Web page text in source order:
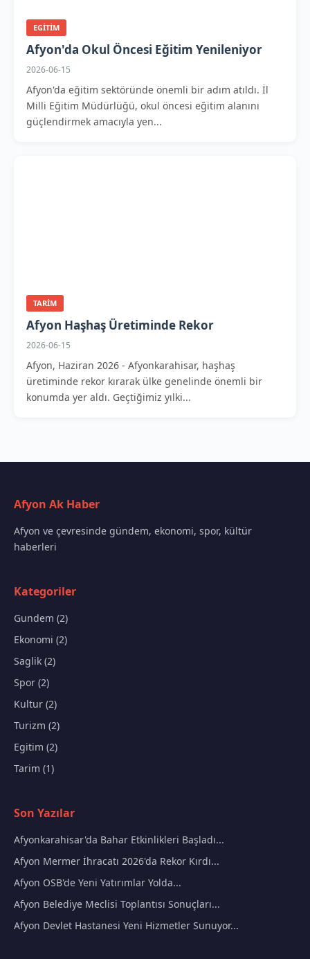
EGITIM
Afyon'da Okul Öncesi Eğitim Yenileniyor
2026-06-15
Afyon'da eğitim sektöründe önemli bir adım atıldı. İl
Milli Eğitim Müdürlüğü, okul öncesi eğitim alanını
güçlendirmek amacıyla yen...
TARIM
Afyon Haşhaş Üretiminde Rekor
2026-06-15
Afyon, Haziran 2026 - Afyonkarahisar, haşhaş
üretiminde rekor kırarak ülke genelinde önemli bir
konumda yer aldı. Geçtiğimiz yılki...
Afyon Ak Haber
Afyon ve çevresinde gündem, ekonomi, spor, kültür
haberleri
Kategoriler
Gundem (2)
Ekonomi (2)
Saglik (2)
Spor (2)
Kultur (2)
Turizm (2)
Egitim (2)
Tarim (1)
Son Yazılar
Afyonkarahisar'da Bahar Etkinlikleri Başladı...
Afyon Mermer İhracatı 2026'da Rekor Kırdı...
Afyon OSB'de Yeni Yatırımlar Yolda...
Afyon Belediye Meclisi Toplantısı Sonuçları...
Afyon Devlet Hastanesi Yeni Hizmetler Sunuyor...